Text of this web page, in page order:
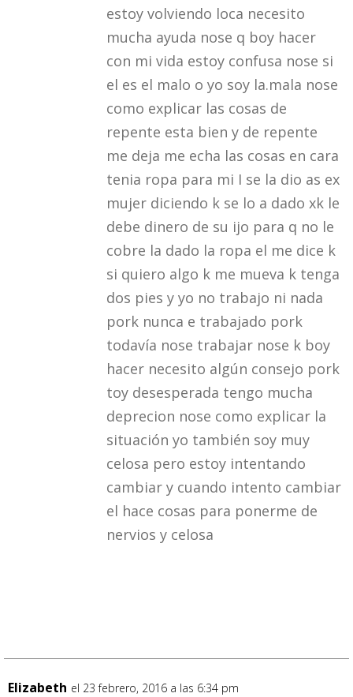
estoy volviendo loca necesito
mucha ayuda nose q boy hacer
con mi vida estoy confusa nose si
el es el malo o yo soy la.mala nose
como explicar las cosas de
repente esta bien y de repente
me deja me echa las cosas en cara
tenia ropa para mi I se la dio as ex
mujer diciendo k se lo a dado xk le
debe dinero de su ijo para q no le
cobre la dado la ropa el me dice k
si quiero algo k me mueva k tenga
dos pies y yo no trabajo ni nada
pork nunca e trabajado pork
todavía nose trabajar nose k boy
hacer necesito algún consejo pork
toy desesperada tengo mucha
deprecion nose como explicar la
situación yo también soy muy
celosa pero estoy intentando
cambiar y cuando intento cambiar
el hace cosas para ponerme de
nervios y celosa
Elizabeth el 23 febrero, 2016 a las 6:34 pm